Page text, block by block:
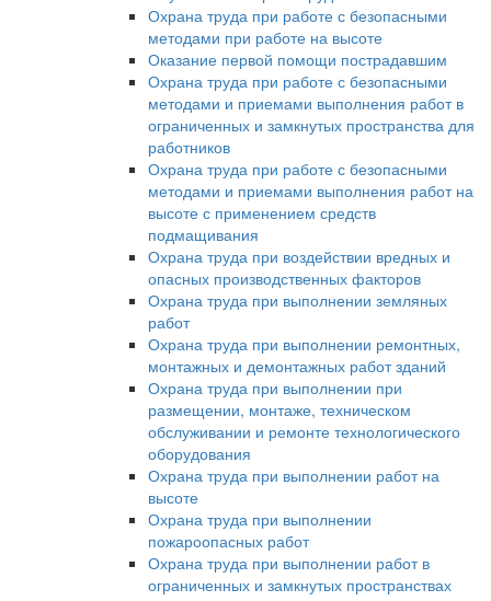
Охрана труда при работе с безопасными
методами при работе на высоте
Оказание первой помощи пострадавшим
Охрана труда при работе с безопасными
методами и приемами выполнения работ в
ограниченных и замкнутых пространства для
работников
Охрана труда при работе с безопасными
методами и приемами выполнения работ на
высоте с применением средств
подмащивания
Охрана труда при воздействии вредных и
опасных производственных факторов
Охрана труда при выполнении земляных
работ
Охрана труда при выполнении ремонтных,
монтажных и демонтажных работ зданий
Охрана труда при выполнении при
размещении, монтаже, техническом
обслуживании и ремонте технологического
оборудования
Охрана труда при выполнении работ на
высоте
Охрана труда при выполнении
пожароопасных работ
Охрана труда при выполнении работ в
ограниченных и замкнутых пространствах